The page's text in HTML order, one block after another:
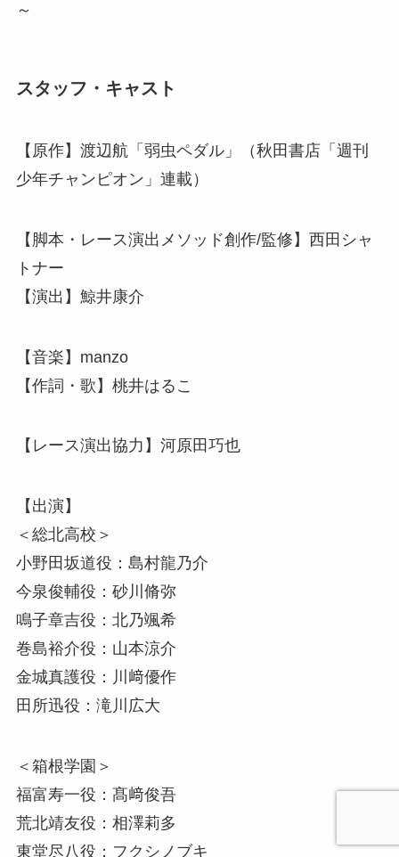
～
スタッフ・キャスト
【原作】渡辺航「弱虫ペダル」（秋田書店「週刊
少年チャンピオン」連載）
【脚本・レース演出メソッド創作/監修】西田シャ
トナー
【演出】鯨井康介
【音楽】manzo
【作詞・歌】桃井はるこ
【レース演出協力】河原田巧也
【出演】
＜総北高校＞
小野田坂道役：島村龍乃介
今泉俊輔役：砂川脩弥
鳴子章吉役：北乃颯希
巻島裕介役：山本涼介
金城真護役：川﨑優作
田所迅役：滝川広大
＜箱根学園＞
福富寿一役：髙﨑俊吾
荒北靖友役：相澤莉多
東堂尽八役：フクシノブキ